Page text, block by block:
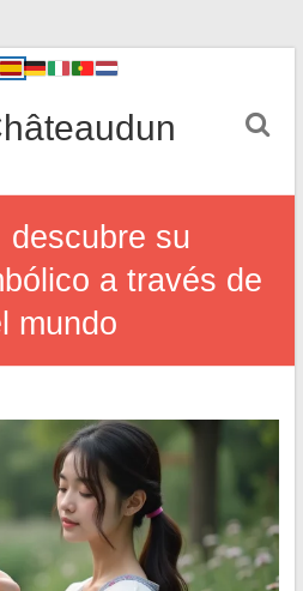
descubre su
a través de
mundo